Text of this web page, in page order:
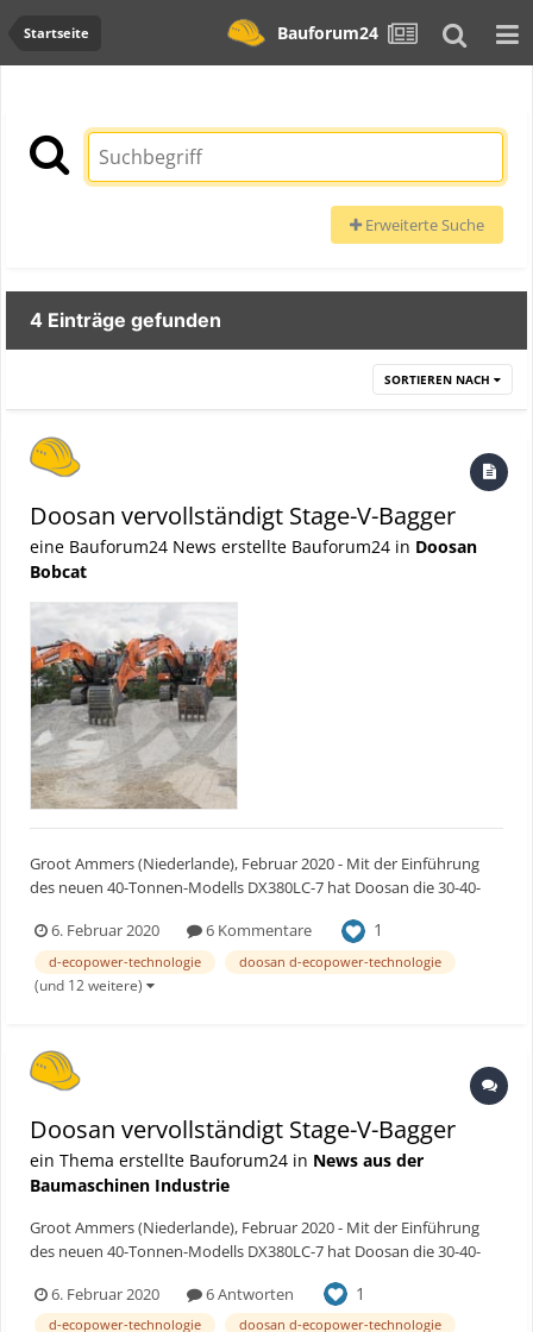
Startseite Bauforum24
Erweiterte Suche
4 Einträge gefunden
SORTIEREN NACH
Doosan vervollständigt Stage-V-Bagger
eine Bauforum24 News erstellte Bauforum24 in Doosan
Bobcat
Groot Ammers (Niederlande), Februar 2020 - Mit der Einführung
des neuen 40-Tonnen-Modells DX380LC-7 hat Doosan die 30-40-
vervollständigt. Zusammen mit den neuen Modellen DX300LC-7
(30 Tonnen) und DX350LC-7 (36 Tonnen) der Stufe V bietet der
DX380LC-...
6. Februar 2020 6 Kommentare 1
d-ecopower-technologie doosan d-ecopower-technologie
(und 12 weitere)
Doosan vervollständigt Stage-V-Bagger
ein Thema erstellte Bauforum24 in News aus der
Baumaschinen Industrie
Groot Ammers (Niederlande), Februar 2020 - Mit der Einführung
des neuen 40-Tonnen-Modells DX380LC-7 hat Doosan die 30-40-
vervollständigt. Zusammen mit den neuen Modellen DX300LC-7
(30 Tonnen) und DX350LC-7 (36 Tonnen) der Stufe V bietet der
6. Februar 2020 6 Antworten 1
d-ecopower-technologie doosan d-ecopower-technologie